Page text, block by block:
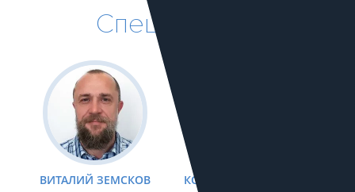
Специалисты
ВИТАЛИЙ ЗЕМСКОВ КОНСТАНТИН ТРЕБУНСКИХ